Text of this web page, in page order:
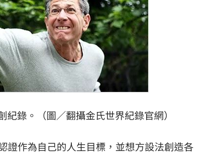
錄。（圖／翻攝金氏世界紀錄官網）
證作為自己的人生目標，並想方設法創造各